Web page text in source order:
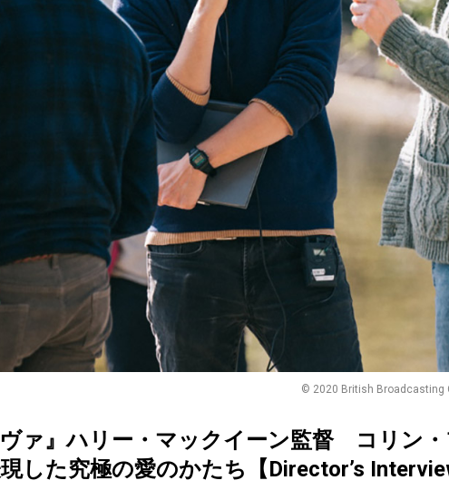
© 2020 British Broadcasting
ヴァ』ハリー・マックイーン監督 コリン
した究極の愛のかたち【Director’s